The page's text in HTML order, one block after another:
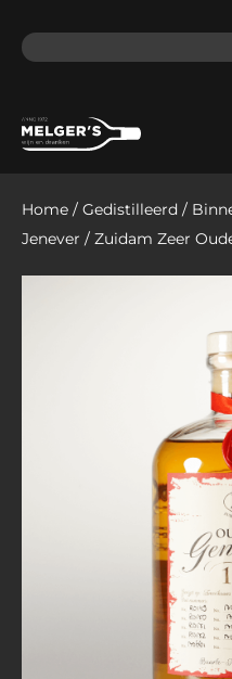
Home / Gedistilleerd /
Jenever / Zuidam Zeer